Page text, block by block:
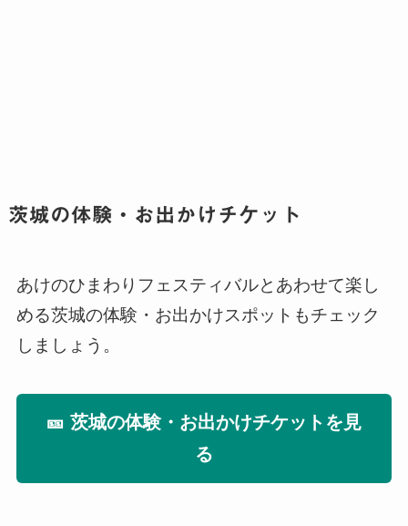
茨城の体験・お出かけチケット
あけのひまわりフェスティバルとあわせて楽し
める茨城の体験・お出かけスポットもチェック
しましょう。
🎫 茨城の体験・お出かけチケットを見
る